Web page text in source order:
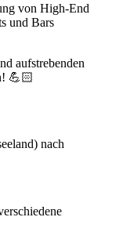
von High-End
und Bars
aufstrebenden
💪🏻
nach